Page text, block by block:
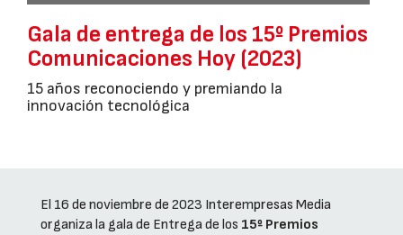
Gala de entrega de los 15º Premios
Comunicaciones Hoy (2023)
15 años reconociendo y premiando la
innovación tecnológica
El 16 de noviembre de 2023 Interempresas Media
organiza la gala de Entrega de los 15º Premios